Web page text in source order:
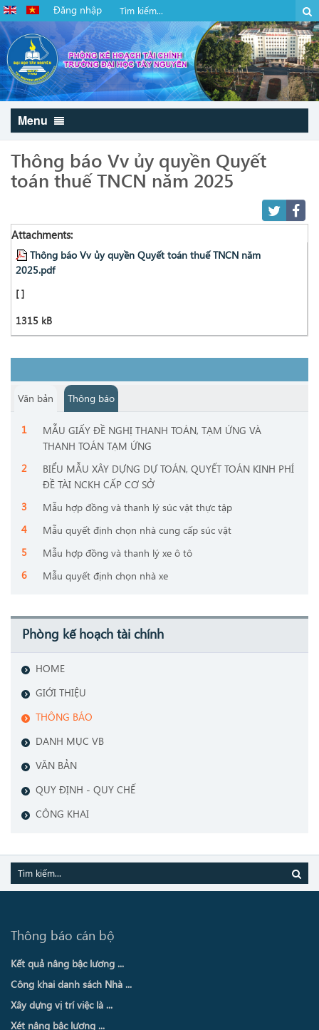
Đăng nhập
Menu
Thông báo Vv ủy quyền Quyết
toán thuế TNCN năm 2025
Attachments:
Thông báo Vv ủy quyền Quyết toán thuế TNCN năm
2025.pdf
[ ]
1315 kB
Văn bản Thông báo
MẪU GIẤY ĐỀ NGHỊ THANH TOÁN, TẠM ỨNG VÀ
THANH TOÁN TẠM ỨNG
BIỂU MẪU XÂY DỰNG DỰ TOÁN, QUYẾT TOÁN KINH PHÍ
ĐỀ TÀI NCKH CẤP CƠ SỞ
Mẫu hợp đồng và thanh lý súc vật thực tập
Mẫu quyết định chọn nhà cung cấp súc vật
Mẫu hợp đồng và thanh lý xe ô tô
Mẫu quyết định chọn nhà xe
Phòng kế hoạch tài chính
HOME
GIỚI THIỆU
THÔNG BÁO
DANH MỤC VB
VĂN BẢN
QUY ĐỊNH - QUY CHẾ
CÔNG KHAI
Thông báo cán bộ
Kết quả nâng bậc lương ...
Công khai danh sách Nhà ...
Xây dựng vị trí việc là ...
Xét nâng bậc lương ...